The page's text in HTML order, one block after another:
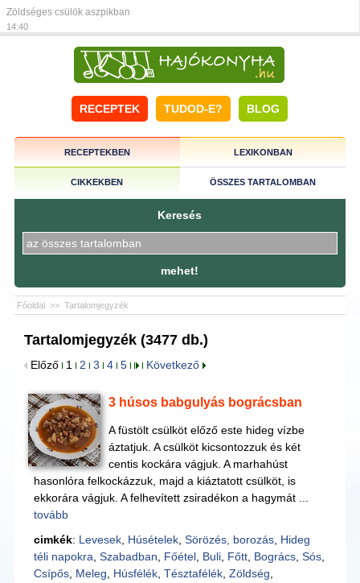
Zöldséges csülök aszpikban
14:40
RECEPTEK TUDOD-E? BLOG
RECEPTEKBEN LEXIKONBAN
CIKKEKBEN ÖSSZES TARTALOMBAN
Keresés
mehet!
Főoldal >> Tartalomjegyzék
Tartalomjegyzék (3477 db.)
Előző 1 2 3 4 5 Következő
3 húsos babgulyás bográcsban
A füstölt csülköt előző este hideg vízbe
áztatjuk. A csülköt kicsontozzuk és két
centis kockára vágjuk. A marhahúst
hasonlóra felkockázzuk, majd a kiáztatott csülköt, is
ekkorára vágjuk. A felhevített zsiradékon a hagymát ...
tovább
cimkék: Levesek, Húsételek, Sörözés, borozás, Hideg
téli napokra Szabadban Főétel, Buli, Főtt, Bogrács, Sós,
Csípős, Meleg Húsfélék, Tésztafélék, Zöldség